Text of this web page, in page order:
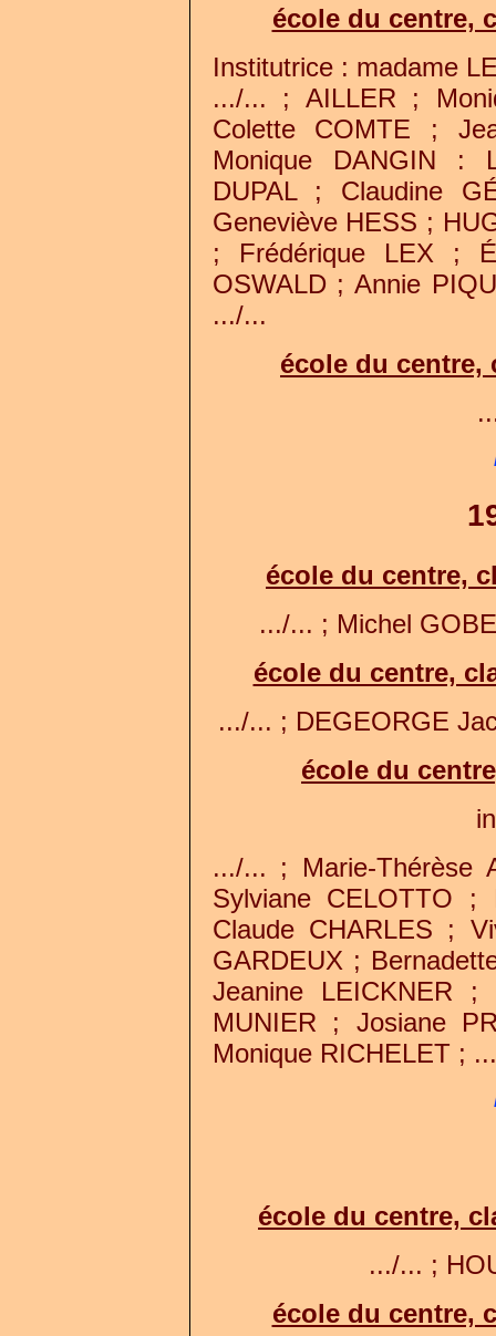
école du centre,
Institutrice : madame
.../... ; AILLER ;
Colette COMTE ;
Monique DANGIN :
DUPAL ; Claudine
Geneviève HESS ;
; Frédérique LEX ;
OSWALD ; Annie
.../...
école du centre,
école du centre,
.../... ; Michel
école du centre,
.../... ; DEGEORGE
école du
.../... ; Marie-Thérèse
Sylviane CELOTTO ;
Claude CHARLES ;
GARDEUX ;
Jeanine LEICKNER ;
MUNIER ; Josiane
Monique RICHELET ;
école du centre,
.../... ;
école du centre,